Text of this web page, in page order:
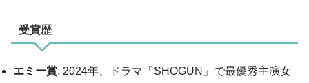
受賞歴
エミー賞: 2024年、ドラマ「SHOGUN」で最優秀主演女